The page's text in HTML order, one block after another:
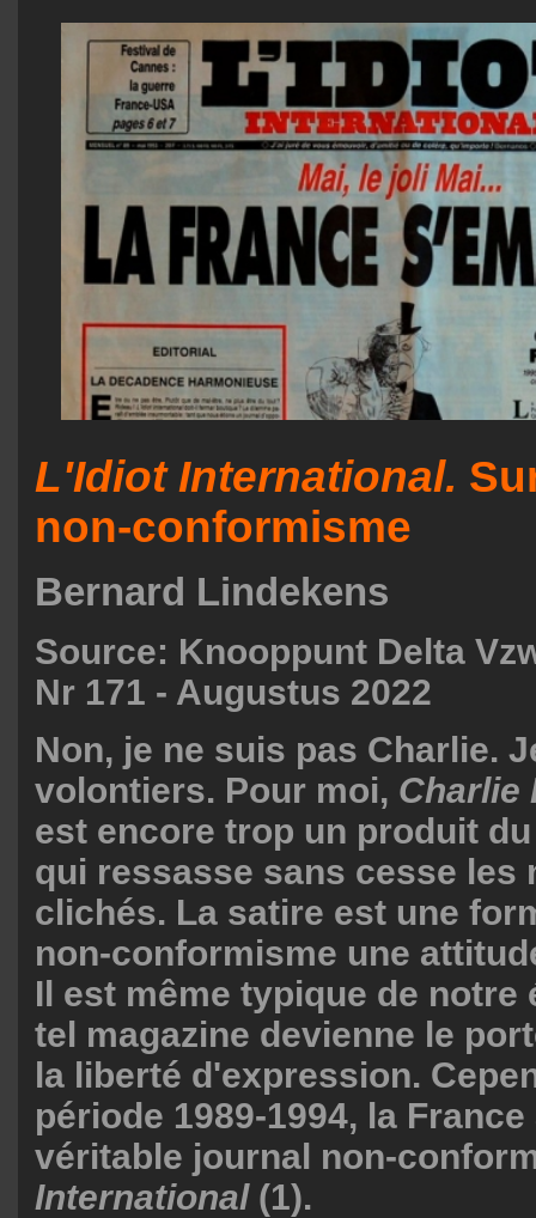
L'Idiot International.
non-conformisme
Bernard Lindekens
Source: Knooppunt Delta
Nr 171 - Augustus 2022
Non, je ne suis pas Charlie.
volontiers. Pour moi, Charlie
est encore trop un produit
qui ressasse sans cesse les
clichés. La satire est une
non-conformisme une
Il est même typique de notre
tel magazine devienne le
la liberté d'expression.
période 1989-1994, la France
véritable journal non-
International(1).